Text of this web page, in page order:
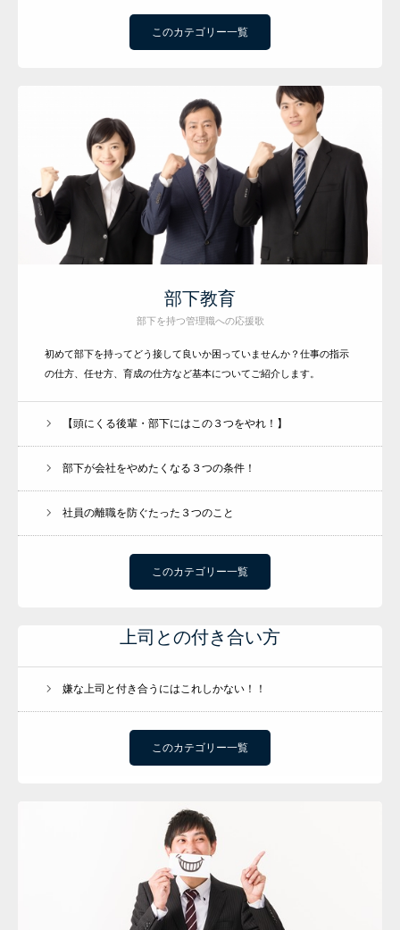
このカテゴリー一覧
部下教育
部下を持つ管理職への応援歌
初めて部下を持ってどう接して良いか困っていませんか？仕事の指示
の仕方、任せ方、育成の仕方など基本についてご紹介します。
【頭にくる後輩・部下にはこの３つをやれ！】
部下が会社をやめたくなる３つの条件！
社員の離職を防ぐたった３つのこと
このカテゴリー一覧
上司との付き合い方
嫌な上司と付き合うにはこれしかない！！
このカテゴリー一覧
研修メニュー
BLOG